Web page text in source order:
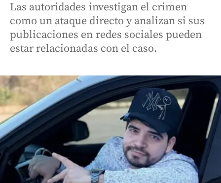
Las autoridades investigan el crimen
como un ataque directo y analizan si sus
publicaciones en redes sociales pueden
estar relacionadas con el caso.